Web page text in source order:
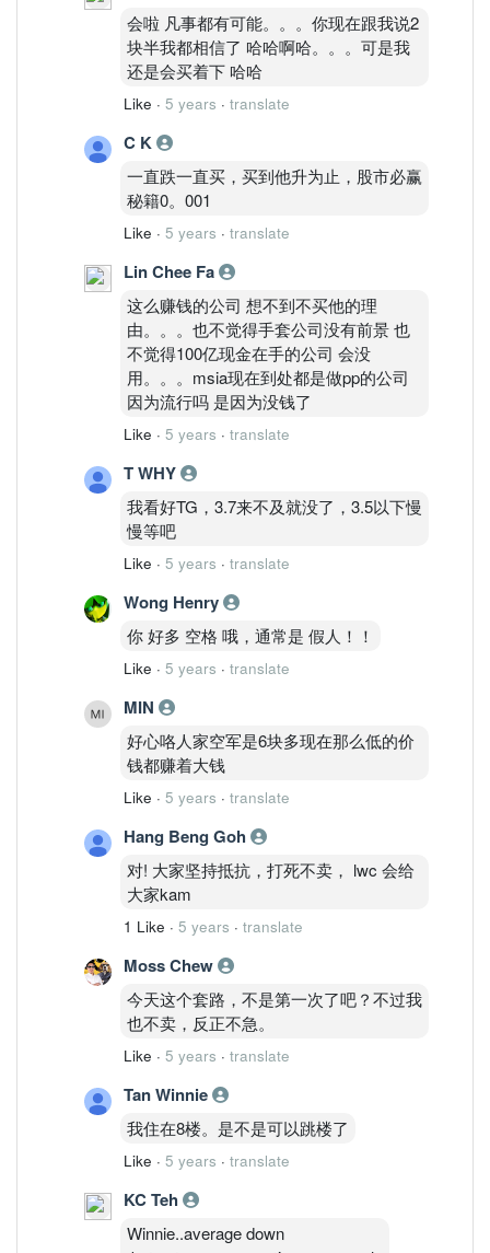
会啦 凡事都有可能。。。你现在跟我说2
块半我都相信了 哈哈啊哈。。。可是我
还是会买着下 哈哈
Like · 5 years · translate
C K
一直跌一直买，买到他升为止，股市必赢
秘籍0。001
Like · 5 years · translate
Lin Chee Fa
这么赚钱的公司 想不到不买他的理
由。。。也不觉得手套公司没有前景 也
不觉得100亿现金在手的公司 会没
用。。。msia现在到处都是做pp的公司
因为流行吗 是因为没钱了
Like · 5 years · translate
T WHY
我看好TG，3.7来不及就没了，3.5以下慢
慢等吧
Like · 5 years · translate
Wong Henry
你 好多 空格 哦，通常是 假人！！
Like · 5 years · translate
MIN
好心咯人家空军是6块多现在那么低的价
钱都赚着大钱
Like · 5 years · translate
Hang Beng Goh
对! 大家坚持抵抗，打死不卖， lwc 会给
大家kam
1 Like · 5 years · translate
Moss Chew
今天这个套路，不是第一次了吧？不过我
也不卖，反正不急。
Like · 5 years · translate
Tan Winnie
我住在8楼。是不是可以跳楼了
Like · 5 years · translate
KC Teh
Winnie..average down